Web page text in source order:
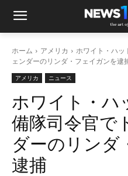
ホーム アメリカ
ホワイト・ハッ
ェンダーのリンダ・フェイガンを逮
アメリカ ニュース
ホワイト・ハ
備隊司令官で
ダーのリンダ
逮捕